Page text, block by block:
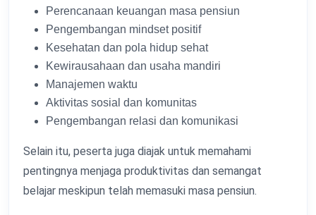
Perencanaan keuangan masa pensiun
Pengembangan mindset positif
Kesehatan dan pola hidup sehat
Kewirausahaan dan usaha mandiri
Manajemen waktu
Aktivitas sosial dan komunitas
Pengembangan relasi dan komunikasi
Selain itu, peserta juga diajak untuk memahami
pentingnya menjaga produktivitas dan semangat
belajar meskipun telah memasuki masa pensiun.